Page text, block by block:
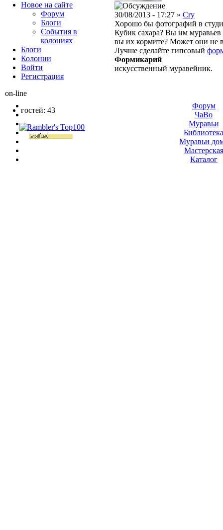
30/08/2013 - 17:27 » Cry
Хорошо бы фотографий в
Кубик сахара? Вы им
вы их кормите? Может они не
Лучше сделайте гипсовый
Формикарий
искусственный муравейник.
Новое на сайте
Форум
Блоги
События в
колониях
Блоги
Колонии
Войти
Peгиcтpaция
on-line
гостей: 43
Форум
ЧаВо
Муравьи
Муравьи
Мастерская
Каталог